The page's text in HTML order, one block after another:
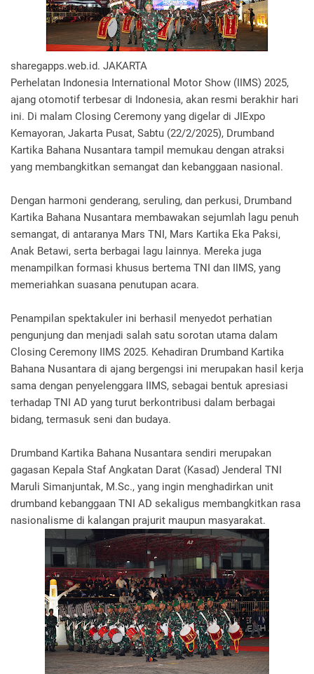
sharegapps.web.id. JAKARTA
Perhelatan Indonesia International Motor Show (IIMS) 2025,
ajang otomotif terbesar di Indonesia, akan resmi berakhir hari
ini. Di malam Closing Ceremony yang digelar di JIExpo
Kemayoran, Jakarta Pusat, Sabtu (22/2/2025), Drumband
Kartika Bahana Nusantara tampil memukau dengan atraksi
yang membangkitkan semangat dan kebanggaan nasional.
Dengan harmoni genderang, seruling, dan perkusi, Drumband
Kartika Bahana Nusantara membawakan sejumlah lagu penuh
semangat, di antaranya Mars TNI, Mars Kartika Eka Paksi,
Anak Betawi, serta berbagai lagu lainnya. Mereka juga
menampilkan formasi khusus bertema TNI dan IIMS, yang
memeriahkan suasana penutupan acara.
Penampilan spektakuler ini berhasil menyedot perhatian
pengunjung dan menjadi salah satu sorotan utama dalam
Closing Ceremony IIMS 2025. Kehadiran Drumband Kartika
Bahana Nusantara di ajang bergengsi ini merupakan hasil kerja
sama dengan penyelenggara IIMS, sebagai bentuk apresiasi
terhadap TNI AD yang turut berkontribusi dalam berbagai
bidang, termasuk seni dan budaya.
Drumband Kartika Bahana Nusantara sendiri merupakan
gagasan Kepala Staf Angkatan Darat (Kasad) Jenderal TNI
Maruli Simanjuntak, M.Sc., yang ingin menghadirkan unit
drumband kebanggaan TNI AD sekaligus membangkitkan rasa
nasionalisme di kalangan prajurit maupun masyarakat.